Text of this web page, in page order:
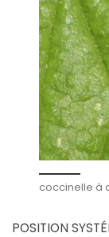
coccinelle à
POSITION